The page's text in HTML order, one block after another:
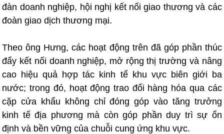
đàn doanh nghiệp, hội nghị kết nối giao thương và các
đoàn giao dịch thương mại.
Theo ông Hưng, các hoạt động trên đã góp phần thúc
đẩy kết nối doanh nghiệp, mở rộng thị trường và nâng
cao hiệu quả hợp tác kinh tế khu vực biên giới ba
nước; trong đó, hoạt động trao đổi hàng hóa qua các
cặp cửa khẩu không chỉ đóng góp vào tăng trưởng
kinh tế địa phương mà còn góp phần duy trì sự ổn
định và bền vững của chuỗi cung ứng khu vực.